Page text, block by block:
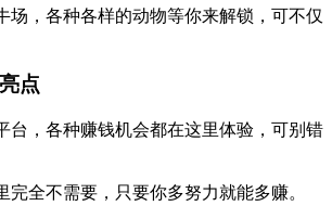
场，各种各样的动物等你来解锁，可不仅
点
台，各种赚钱机会都在这里体验，可别错
完全不需要，只要你多努力就能多赚。